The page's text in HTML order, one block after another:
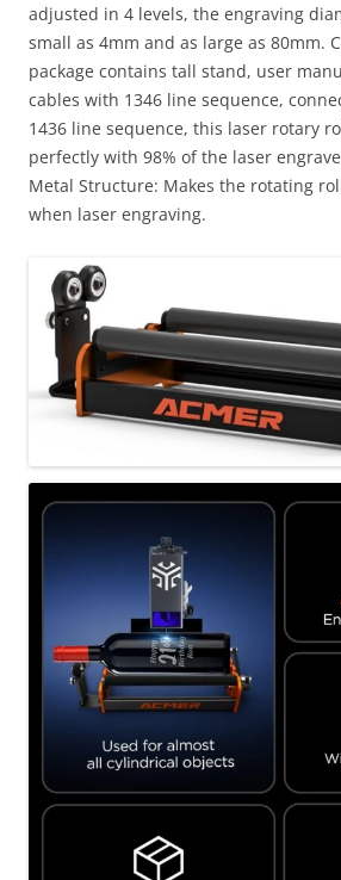
adjusted in 4 levels, the engraving
small as 4mm and as large as 80mm.
package contains tall stand, user
cables with 1346 line sequence,
1436 line sequence, this laser rotary
perfectly with 98% of the laser
Metal Structure: Makes the rotating
when laser engraving.